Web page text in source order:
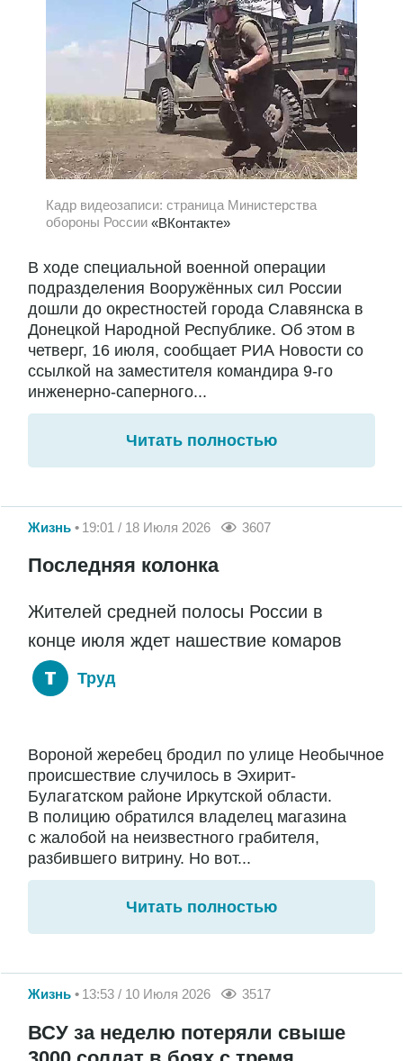
Кадр видеозаписи: страница Министерства
обороны России «ВКонтакте»
В ходе специальной военной операции
подразделения Вооружённых сил России
дошли до окрестностей города Славянска в
Донецкой Народной Республике. Об этом в
четверг, 16 июля, сообщает РИА Новости со
ссылкой на заместителя командира 9-го
инженерно-саперного...
Читать полностью
Жизнь 19:01 / 18 Июля 2026 3607
Последняя колонка
Жителей средней полосы России в
конце июля ждет нашествие комаров
Труд
Вороной жеребец бродил по улице Необычное
происшествие случилось в Эхирит-
Булагатском районе Иркутской области.
В полицию обратился владелец магазина
с жалобой на неизвестного грабителя,
разбившего витрину. Но вот...
Читать полностью
Жизнь 13:53 / 10 Июля 2026 3517
ВСУ за неделю потеряли свыше